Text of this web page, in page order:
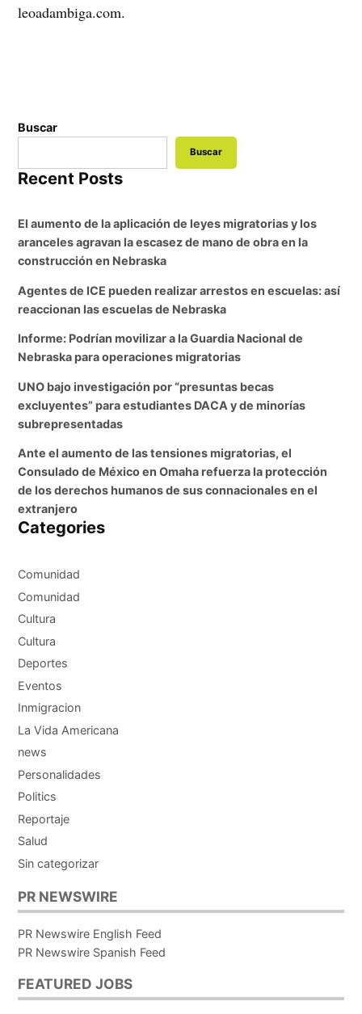
leoadambiga.com.
Buscar
Buscar
Recent Posts
El aumento de la aplicación de leyes migratorias y los
aranceles agravan la escasez de mano de obra en la
construcción en Nebraska
Agentes de ICE pueden realizar arrestos en escuelas: así
reaccionan las escuelas de Nebraska
Informe: Podrían movilizar a la Guardia Nacional de
Nebraska para operaciones migratorias
UNO bajo investigación por “presuntas becas
excluyentes” para estudiantes DACA y de minorías
subrepresentadas
Ante el aumento de las tensiones migratorias, el
Consulado de México en Omaha refuerza la protección
de los derechos humanos de sus connacionales en el
extranjero
Categories
Comunidad
Comunidad
Cultura
Cultura
Deportes
Eventos
Inmigracion
La Vida Americana
news
Personalidades
Politics
Reportaje
Salud
Sin categorizar
PR NEWSWIRE
PR Newswire English Feed
PR Newswire Spanish Feed
FEATURED JOBS